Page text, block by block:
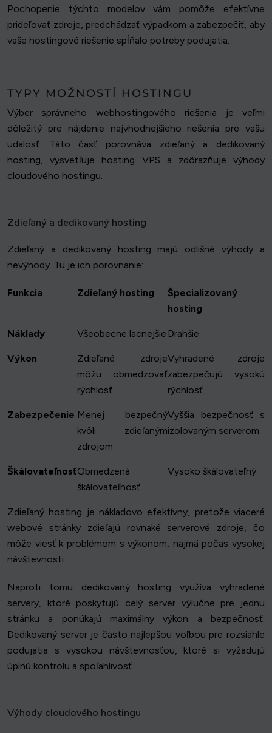
Pochopenie týchto modelov vám pomôže efektívne
prideľovať zdroje, predchádzať výpadkom a zabezpečiť, aby
vaše hostingové riešenie spĺňalo potreby podujatia.
TYPY MOŽNOSTÍ HOSTINGU
Výber správneho webhostingového riešenia je veľmi
dôležitý pre nájdenie najvhodnejšieho riešenia pre vašu
udalosť. Táto časť porovnáva zdieľaný a dedikovaný
hosting, vysvetľuje hosting VPS a zdôrazňuje výhody
cloudového hostingu.
Zdieľaný a dedikovaný hosting
Zdieľaný a dedikovaný hosting majú odlišné výhody a
nevýhody. Tu je ich porovnanie:
Funkcia Zdieľaný hosting
Špecializovaný
hosting
Náklady Všeobecne lacnejšie Drahšie
Výkon
Zdieľané zdroje
môžu obmedzovať
rýchlosť
Vyhradené zdroje
zabezpečujú vysokú
rýchlosť
Zabezpečenie Menej bezpečný
kvôli zdieľaným
zdrojom
Vyššia bezpečnosť s
izolovaným serverom
ŠkálovateľnosťObmedzená
škálovateľnosť
Vysoko škálovateľný
Zdieľaný hosting je nákladovo efektívny, pretože viaceré
webové stránky zdieľajú rovnaké serverové zdroje, čo
môže viesť k problémom s výkonom, najmä počas vysokej
návštevnosti.
Naproti tomu dedikovaný hosting využíva vyhradené
servery, ktoré poskytujú celý server výlučne pre jednu
stránku a ponúkajú maximálny výkon a bezpečnosť.
Dedikovaný server je často najlepšou voľbou pre rozsiahle
podujatia s vysokou návštevnosťou, ktoré si vyžadujú
úplnú kontrolu a spoľahlivosť.
Výhody cloudového hostingu